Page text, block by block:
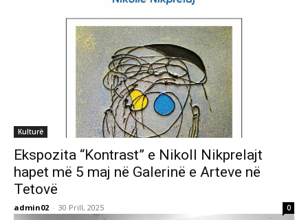
Kulturë
Ekspozita “Kontrast” e Nikoll Nikprelajt
hapet më 5 maj në Galerinë e Arteve në
Tetovë
admin02 - 30 Prill, 2025 0